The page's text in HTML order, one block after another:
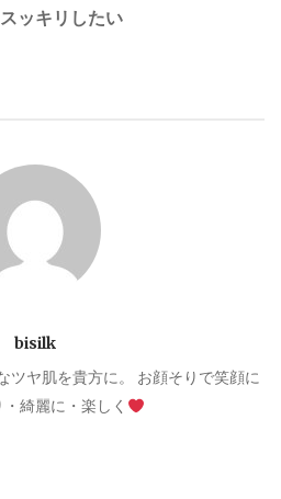
ッキリしたい
bisilk
ツヤ肌を貴方に。 お顔そりで笑顔に
綺麗に・楽しく